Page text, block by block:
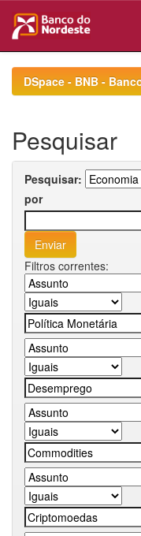
navigationDSpace - BNB -
Pesquisar
Pesquisar:
por
Filtros correntes: